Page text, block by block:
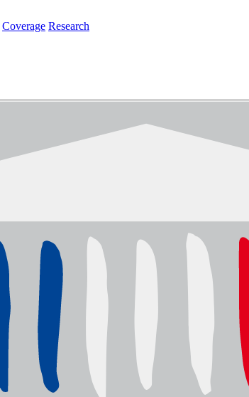
Coverage Research